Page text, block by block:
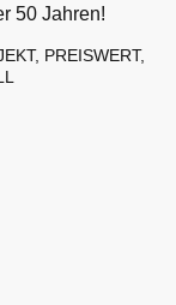
50 Jahren!
PREISWERT,